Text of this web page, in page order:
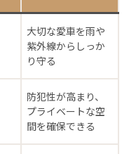
大切な愛車を雨や
紫外線からしっか
り守る
防犯性が高まり、
プライベートな空
間を確保できる